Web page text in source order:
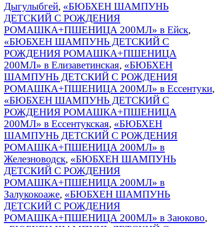
Дыгулыбгей, «БЮБХЕН ШАМПУНЬ
ДЕТСКИЙ С РОЖДЕНИЯ
РОМАШКА+ПШЕНИЦА 200МЛ» в Ейск,
«БЮБХЕН ШАМПУНЬ ДЕТСКИЙ С
РОЖДЕНИЯ РОМАШКА+ПШЕНИЦА
200МЛ» в Елизаветинская, «БЮБХЕН
ШАМПУНЬ ДЕТСКИЙ С РОЖДЕНИЯ
РОМАШКА+ПШЕНИЦА 200МЛ» в Ессентуки,
«БЮБХЕН ШАМПУНЬ ДЕТСКИЙ С
РОЖДЕНИЯ РОМАШКА+ПШЕНИЦА
200МЛ» в Ессентукская, «БЮБХЕН
ШАМПУНЬ ДЕТСКИЙ С РОЖДЕНИЯ
РОМАШКА+ПШЕНИЦА 200МЛ» в
Железноводск, «БЮБХЕН ШАМПУНЬ
ДЕТСКИЙ С РОЖДЕНИЯ
РОМАШКА+ПШЕНИЦА 200МЛ» в
Залукокоаже, «БЮБХЕН ШАМПУНЬ
ДЕТСКИЙ С РОЖДЕНИЯ
РОМАШКА+ПШЕНИЦА 200МЛ» в Заюково,